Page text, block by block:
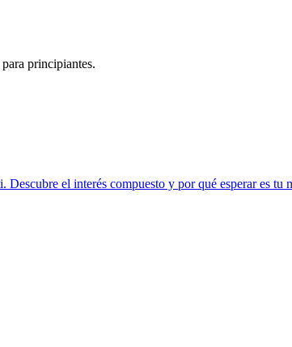
principiantes.
el interés compuesto y por qué esperar es tu